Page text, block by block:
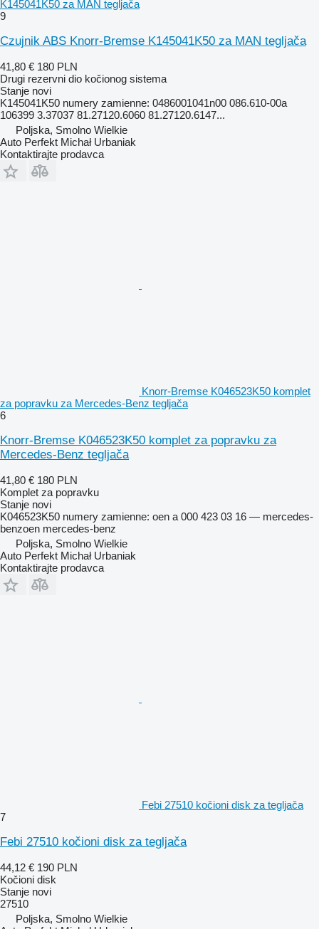
K145041K50 za MAN tegljača
9
Czujnik ABS Knorr-Bremse K145041K50 za MAN tegljača
41,80 € 180 PLN
Drugi rezervni dio kočionog sistema
Stanje novi
K145041K50 numery zamienne: 0486001041n00 086.610-00a
106399 3.37037 81.27120.6060 81.27120.6147...
Poljska, Smolno Wielkie
Auto Perfekt Michał Urbaniak
Kontaktirajte prodavca
Knorr-Bremse K046523K50 komplet
za popravku za Mercedes-Benz tegljača
6
Knorr-Bremse K046523K50 komplet za popravku za
Mercedes-Benz tegljača
41,80 € 180 PLN
Komplet za popravku
Stanje novi
K046523K50 numery zamienne: oen a 000 423 03 16 — mercedes-
benzoen mercedes-benz
Poljska, Smolno Wielkie
Auto Perfekt Michał Urbaniak
Kontaktirajte prodavca
Febi 27510 kočioni disk za tegljača
7
Febi 27510 kočioni disk za tegljača
44,12 € 190 PLN
Kočioni disk
Stanje novi
27510
Poljska, Smolno Wielkie